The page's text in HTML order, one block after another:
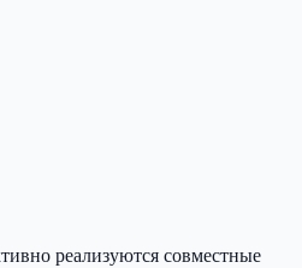
реализуются совместные